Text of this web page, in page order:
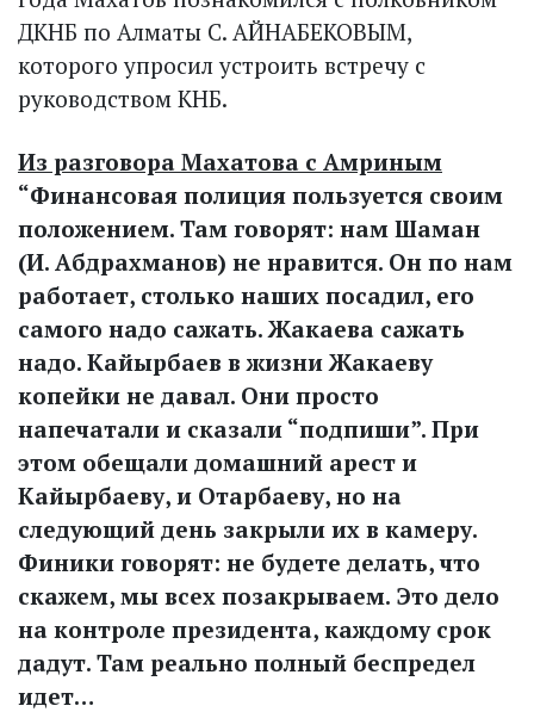
ДКНБ по Алматы С. АЙНАБЕКОВЫМ,
которого упросил устроить встречу с
руководством КНБ.
Из разговора Махатова с Амриным
“Финансовая полиция пользуется своим
положением. Там говорят: нам Шаман
(И. Абдрахманов) не нравится. Он по нам
работает, столько наших посадил, его
самого надо сажать. Жакаева сажать
надо. Кайырбаев в жизни Жакаеву
копейки не давал. Они просто
напечатали и сказали “подпиши”. При
этом обещали домашний арест и
Кайырбаеву, и Отарбаеву, но на
следующий день закрыли их в камеру.
Финики говорят: не будете делать, что
скажем, мы всех позакрываем. Это дело
на контроле президента, каждому срок
дадут. Там реально полный беспредел
идет…